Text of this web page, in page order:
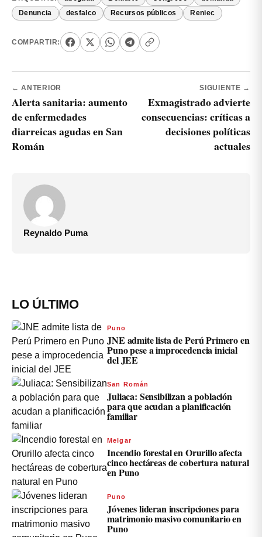
Denuncia desfalco Recursos públicos Reniec
COMPARTIR:
← ANTERIOR
Alerta sanitaria: aumento
de enfermedades
diarreicas agudas en San
Román
SIGUIENTE →
Exmagistrado advierte
consecuencias: críticas a
decisiones políticas
actuales
Reynaldo Puma
LO ÚLTIMO
Puno
JNE admite lista de Perú Primero en
Puno pese a improcedencia inicial
del JEE
San Román
Juliaca: Sensibilizan a población
para que acudan a planificación
familiar
Melgar
Incendio forestal en Orurillo afecta
cinco hectáreas de cobertura natural
en Puno
Puno
Jóvenes lideran inscripciones para
matrimonio masivo comunitario en
Puno